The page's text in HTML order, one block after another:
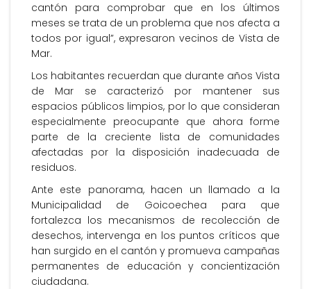
cantón para comprobar que en los últimos
meses se trata de un problema que nos afecta a
todos por igual”, expresaron vecinos de Vista de
Mar.
Los habitantes recuerdan que durante años Vista
de Mar se caracterizó por mantener sus
espacios públicos limpios, por lo que consideran
especialmente preocupante que ahora forme
parte de la creciente lista de comunidades
afectadas por la disposición inadecuada de
residuos.
Ante este panorama, hacen un llamado a la
Municipalidad de Goicoechea para que
fortalezca los mecanismos de recolección de
desechos, intervenga en los puntos críticos que
han surgido en el cantón y promueva campañas
permanentes de educación y concientización
ciudadana.